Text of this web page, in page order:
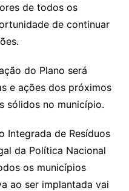
de todos os
de continuar
do Plano será
e ações dos próximos
sólidos no município.
Integrada de Resíduos
da Política Nacional
os municípios
ao ser implantada vai